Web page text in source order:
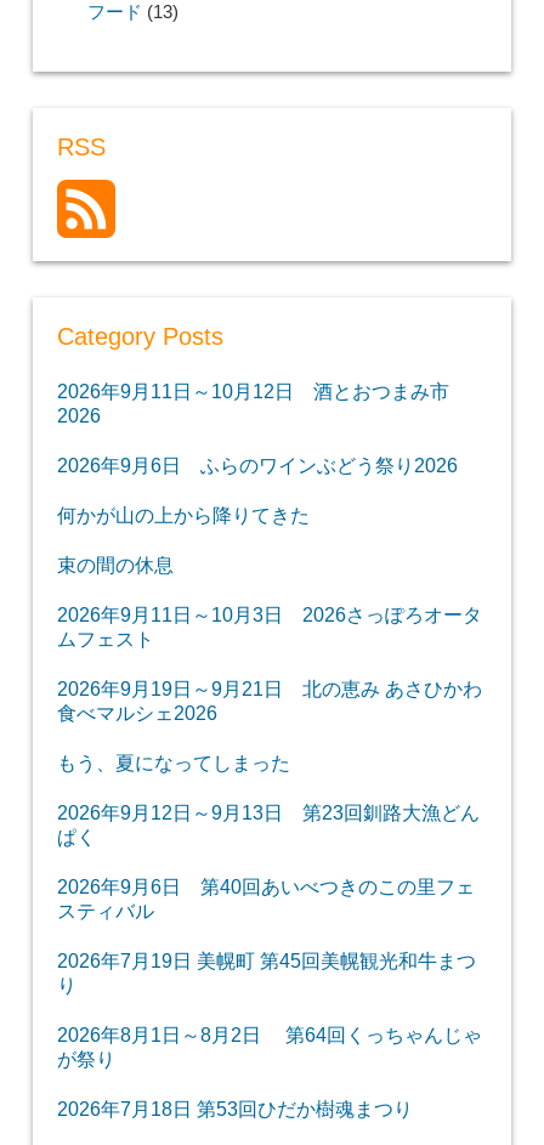
フード (13)
RSS
Category Posts
2026年9月11日～10月12日 酒とおつまみ市
2026
2026年9月6日 ふらのワインぶどう祭り2026
何かが山の上から降りてきた
束の間の休息
2026年9月11日～10月3日 2026さっぽろオータ
ムフェスト
2026年9月19日～9月21日 北の恵み あさひかわ
食べマルシェ2026
もう、夏になってしまった
2026年9月12日～9月13日 第23回釧路大漁どん
ぱく
2026年9月6日 第40回あいべつきのこの里フェ
スティバル
2026年7月19日 美幌町 第45回美幌観光和牛まつ
り
2026年8月1日～8月2日 第64回くっちゃんじゃ
が祭り
2026年7月18日 第53回ひだか樹魂まつり